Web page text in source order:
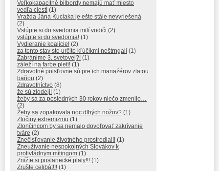
Veľkokapacitné bilbordy nemajú mať miesto
vedľa ciest! (1)
Vražda Jána Kuciaka je ešte stále nevyriešená
(2)
Vstúpte si do svedomia milí vodiči (2)
vstúpte si do svedomia! (1)
Vydieranie koalície! (2)
za tento stav ste určite kľúčikmi neštrngali (1)
Zabránime 3. svetovej?! (1)
záleží na farbe pleti! (1)
Zdravotné poisťovne sú pre ich manažérov zlatou
baňou (2)
Zdravotníctvo (8)
že sú zlodeji! (1)
žeby sa za posledných 30 rokov niečo zmenilo…
(2)
Žeby sa zopakovala noc dlhých nožov? (1)
Zločiny extremizmu (1)
Zlončincom by sa nemalo dovoľovať zakrívanie
tváre (2)
Znečisťovanie životného prostredia!!! (1)
Zneužívanie nespokojných Slovákov k
protivládnym mítingom (1)
Znížte si poslanecké platy!!! (1)
Zrušte celibát!!! (1)